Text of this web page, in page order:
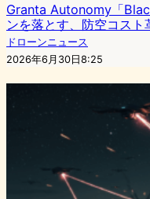
Granta Autonomy「
ンを落とす、防空コスト
ドローンニュース
2026年6月30日8:25